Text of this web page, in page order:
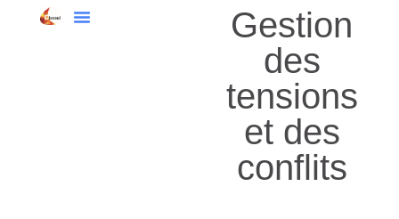
Gestion
des
tensions
et des
conflits